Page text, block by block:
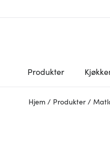
Produkter
Hjem / Produkter /